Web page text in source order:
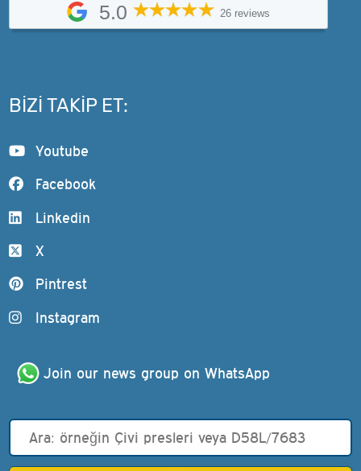
5.0 26 reviews
BIZI TAKIP ET:
Youtube
Facebook
Linkedin
X
Pintrest
Instagram
Join our news group on WhatsApp